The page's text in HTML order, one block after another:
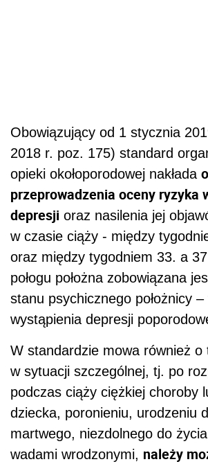
Obowiązujący od 1 stycznia
2018 r. poz. 175) standard
opieki okołoporodowej nakłada
przeprowadzenia oceny ryzyka
depresji oraz nasilenia jej
w czasie ciąży - między
oraz między tygodniem 33. a
połogu położna zobowiązana
stanu psychicznego położnicy
wystąpienia depresji
W standardzie mowa również
w sytuacji szczególnej, tj. po
podczas ciąży ciężkiej choroby
dziecka, poronieniu, urodzeniu
martwego, niezdolnego do
wadami wrodzonymi, należy